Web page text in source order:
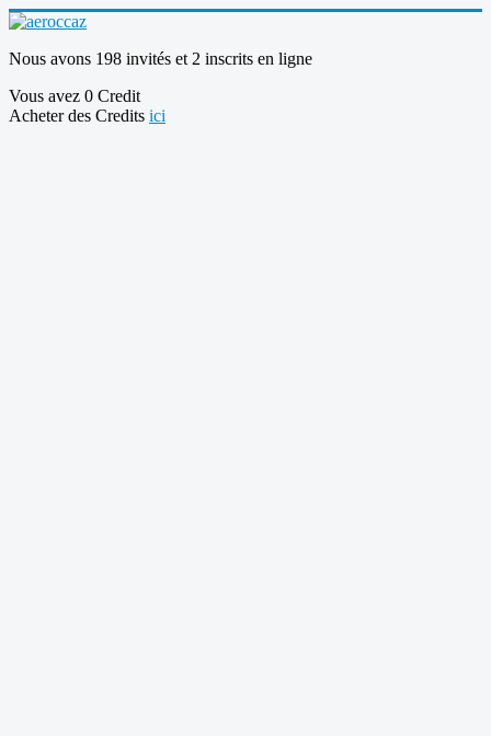
Nous avons 198 invités et 2 inscrits en ligne
Vous avez 0 Credit
Acheter des Credits ici